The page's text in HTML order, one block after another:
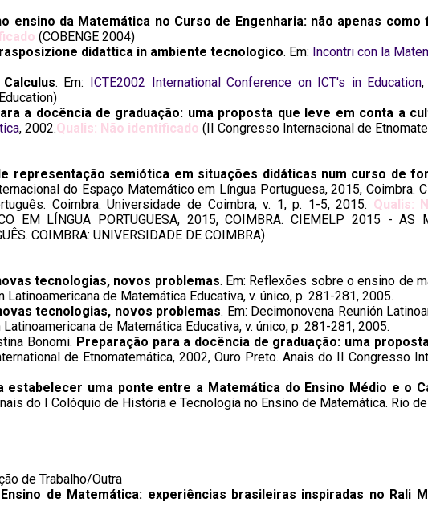
ensino da Matemática no Curso de Engenharia: não apenas
(COBENGE 2004)
didattica in ambiente tecnologico. Em: Incontri con la
. Em: ICTE2002 International Conference on ICT's in Education,
a docência de graduação: uma proposta que leve em conta a
, 2002.Qualis: Não identificado (II Congresso Internacional de
representação semiótica em situações didáticas num curso de
do Espaço Matemático em Língua Portuguesa, 2015, Coimbra.
Coimbra: Universidade de Coimbra, v. 1, p. 1-5, 2015. Qualis:
EM LÍNGUA PORTUGUESA, 2015, COIMBRA. CIEMELP 2015 - AS
COIMBRA: UNIVERSIDADE DE COIMBRA)
tecnologias, novos problemas. Em: Reflexões sobre o ensino de
de Matemática Educativa, v. único, p. 281-281, 2005.
tecnologias, novos problemas. Em: Decimonovena Reunión
de Matemática Educativa, v. único, p. 281-281, 2005.
Bonomi. Preparação para a docência de graduação: uma
de Etnomatemática, 2002, Ouro Preto. Anais do II Congresso
uma ponte entre a Matemática do Ensino Médio e o
do I Colóquio de História e Tecnologia no Ensino de Matemática. Rio
de Trabalho/Outra
de Matemática: experiências brasileiras inspiradas no Rali